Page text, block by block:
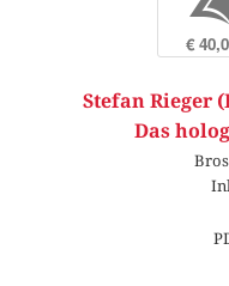
€
Stefan Rieger
Das